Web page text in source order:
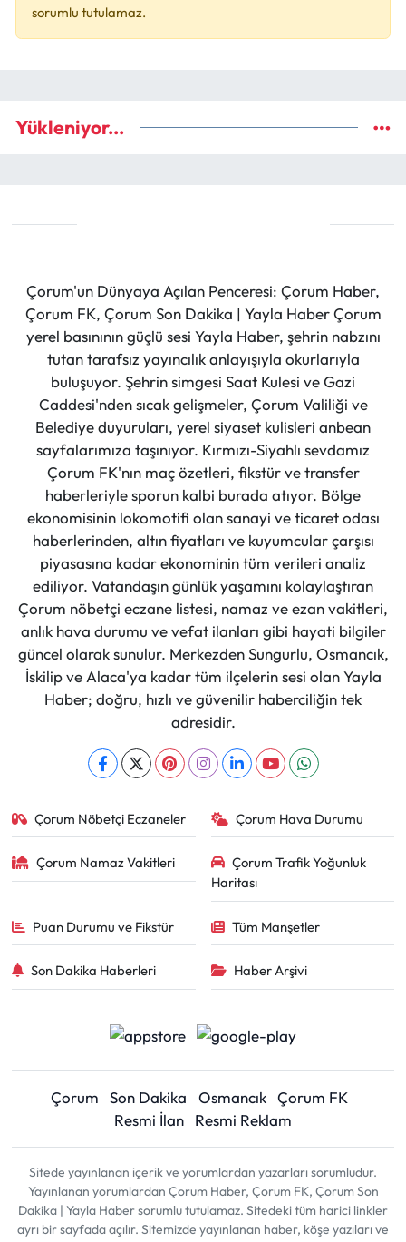
sorumlu tutulamaz.
Yükleniyor...
Çorum'un Dünyaya Açılan Penceresi: Çorum Haber,
Çorum FK, Çorum Son Dakika | Yayla Haber Çorum
yerel basınının güçlü sesi Yayla Haber, şehrin nabzını
tutan tarafsız yayıncılık anlayışıyla okurlarıyla
buluşuyor. Şehrin simgesi Saat Kulesi ve Gazi
Caddesi'nden sıcak gelişmeler, Çorum Valiliği ve
Belediye duyuruları, yerel siyaset kulisleri anbean
sayfalarımıza taşınıyor. Kırmızı-Siyahlı sevdamız
Çorum FK'nın maç özetleri, fikstür ve transfer
haberleriyle sporun kalbi burada atıyor. Bölge
ekonomisinin lokomotifi olan sanayi ve ticaret odası
haberlerinden, altın fiyatları ve kuyumcular çarşısı
piyasasına kadar ekonominin tüm verileri analiz
ediliyor. Vatandaşın günlük yaşamını kolaylaştıran
Çorum nöbetçi eczane listesi, namaz ve ezan vakitleri,
anlık hava durumu ve vefat ilanları gibi hayati bilgiler
güncel olarak sunulur. Merkezden Sungurlu, Osmancık,
İskilip ve Alaca'ya kadar tüm ilçelerin sesi olan Yayla
Haber; doğru, hızlı ve güvenilir haberciliğin tek
adresidir.
Çorum Nöbetçi Eczaneler Çorum Hava Durumu
Çorum Namaz Vakitleri
Çorum Trafik Yoğunluk
Haritası
Puan Durumu ve Fikstür Tüm Manşetler
Son Dakika Haberleri Haber Arşivi
Çorum Son Dakika Osmancık Çorum FK
Resmi İlan
Resmi Reklam
Sitede yayınlanan içerik ve yorumlardan yazarları sorumludur.
Yayınlanan yorumlardan Çorum Haber, Çorum FK, Çorum Son
Dakika | Yayla Haber sorumlu tutulamaz. Sitedeki tüm harici linkler
ayrı bir sayfada açılır. Sitemizde yayınlanan haber, köşe yazıları ve